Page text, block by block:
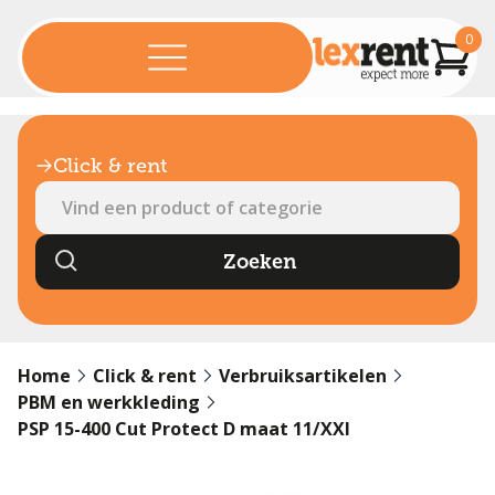
0
Click & rent
Home Click & rent
Verbruiksartikelen
PBM en werkkleding
PSP 15-400 Cut Protect D maat 11/XXl